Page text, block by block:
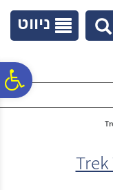
ניווט
Trek